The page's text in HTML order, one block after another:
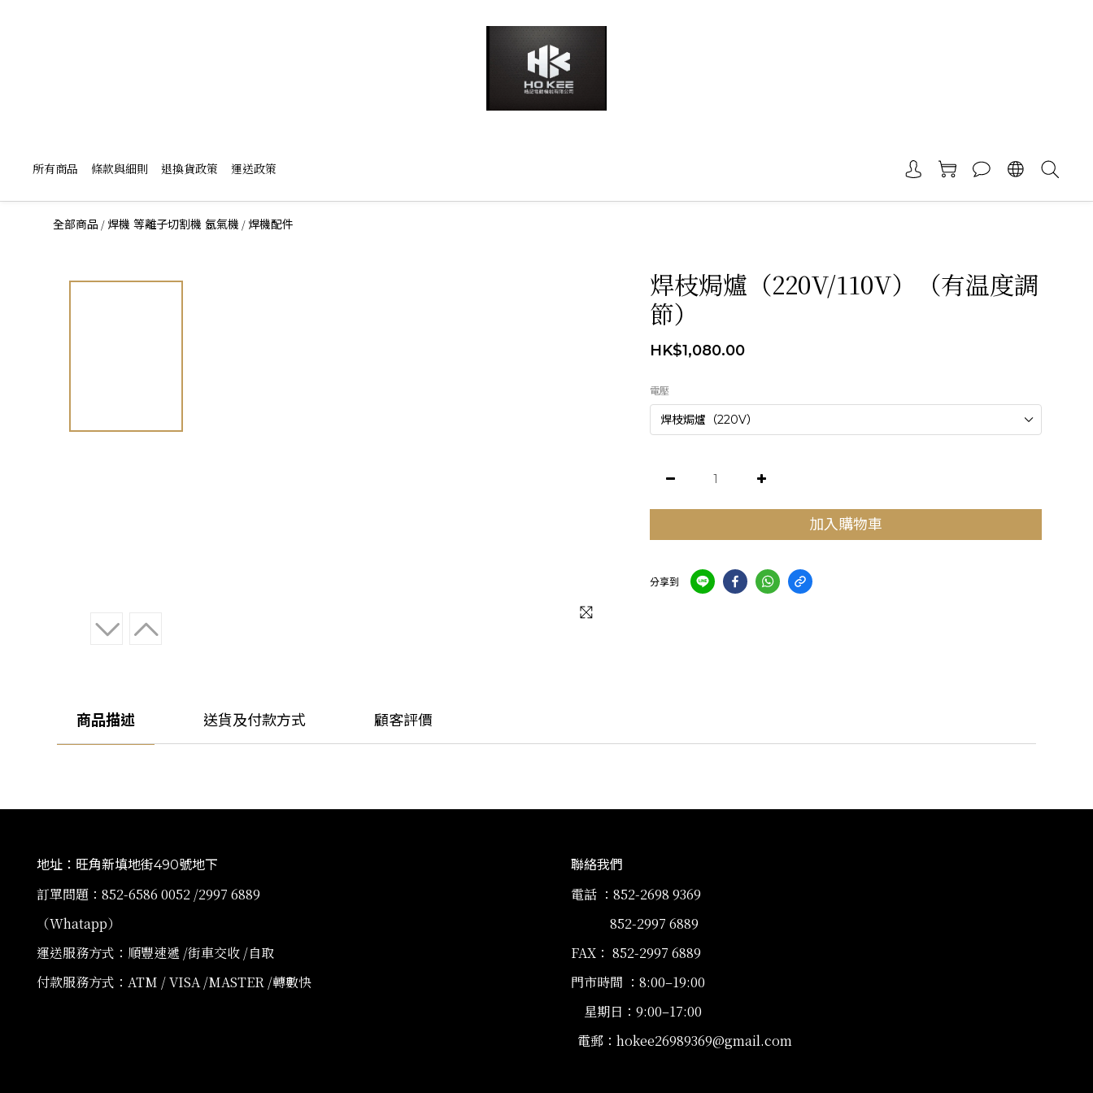
所有商品 條款與細則 退換貨政策 運送政策
全部商品 / 焊機 等離子切割機 氬氣機 / 焊機配件
焊枝焗爐（220V/110V）（有温度調
節）
HK$1,080.00
電壓
加入購物車
分享到
商品描述 送貨及付款方式 顧客評價
地址：旺角新填地街490號地下
訂單問題：852-6586 0052 /2997 6889
（Whatapp）
運送服務方式：順豐速遞 /街車交收 /自取
付款服務方式：ATM / VISA /MASTER /轉數快
聯絡我們
電話 ：852-2698 9369
852-2997 6889
FAX： 852-2997 6889
門市時間 ：8:00–19:00
星期日：9:00–17:00
電郵：hokee26989369@gmail.com